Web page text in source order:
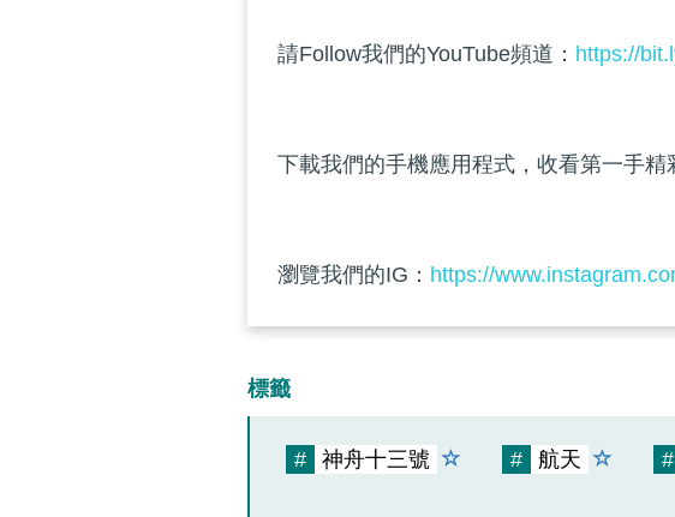
請Follow我們的YouTube頻道： https://
下載我們的手機應用程式，收看第一手精
瀏覽我們的IG： https://
標籤
# 神舟十三號 # 航天 #